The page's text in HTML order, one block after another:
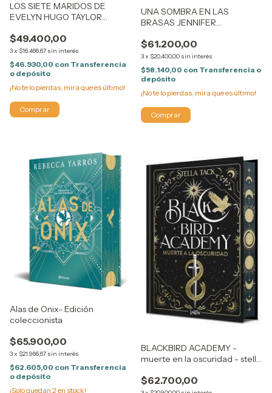
LOS SIETE MARIDOS DE
EVELYN HUGO TAYLOR
$49.400,00
3x $16.466,67 sin interés
$46.930,00 con Transferencia
o depósito
¡No te lo pierdas, mira que es último!
UNA SOMBRA EN LAS
BRASAS JENNIFER
$61.200,00
3x $20.400,00 sin interés
$58.140,00 con Transferencia o
depósito
¡No te lo pierdas, mira que es último!
Alas de Onix- Edición
coleccionista
$65.900,00
3x $21.966,67 sin interés
$62.605,00 con Transferencia
o depósito
¡Solo quedan 2en stock!
BLACKBIRD ACADEMY -
muerte en la oscuridad - stella
$62.700,00